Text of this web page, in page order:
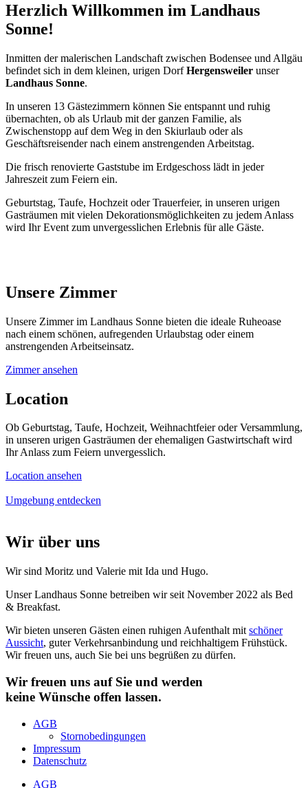
Herzlich Willkommen im Landhaus
Sonne!
Inmitten der malerischen Landschaft zwischen Bodensee und Allgäu
befindet sich in dem kleinen, urigen DorfHergensweiler unser
Landhaus Sonne.
In unseren 13 Gästezimmern können Sie entspannt und ruhig
übernachten, ob als Urlaub mit der ganzen Familie, als
Zwischenstopp auf dem Weg in den Skiurlaub oder als
Geschäftsreisender nach einem anstrengenden Arbeitstag.
Die frisch renovierte Gaststube im Erdgeschoss lädt in jeder
Jahreszeit zum Feiern ein.
Geburtstag, Taufe, Hochzeit oder Trauerfeier, in unseren urigen
Gasträumen mit vielen Dekorationsmöglichkeiten zu jedem Anlass
wird Ihr Event zum unvergesslichen Erlebnis für alle Gäste.
Unsere Zimmer
Unsere Zimmer im Landhaus Sonne bieten die ideale Ruheoase
nach einem schönen, aufregenden Urlaubstag oder einem
anstrengenden Arbeitseinsatz.
Zimmer ansehen
Location
Ob Geburtstag, Taufe, Hochzeit, Weihnachtfeier oder Versammlung,
in unseren urigen Gasträumen der ehemaligen Gastwirtschaft wird
Ihr Anlass zum Feiern unvergesslich.
Location ansehen
Umgebung entdecken
Wir über uns
Wir sind Moritz und Valerie mit Ida und Hugo.
Unser Landhaus Sonne betreiben wir seit November 2022 als Bed
& Breakfast.
Wir bieten unseren Gästen einen ruhigen Aufenthalt mit schöner
Aussicht, guter Verkehrsanbindung und reichhaltigem Frühstück.
Wir freuen uns, auch Sie bei uns begrüßen zu dürfen.
Wir freuen uns auf Sie und werden
keine Wünsche offen lassen.
AGB
Stornobedingungen
Impressum
Datenschutz
AGB